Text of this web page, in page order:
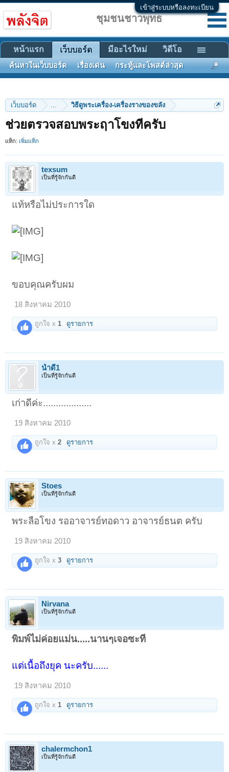
เข้าสู่ระบบหรือลงทะเบียน
เว็บบอร์ด ... วิธีดูพระเครื่อง-เครื่องรางของขลัง
ช่วยตรวจสอบพระฤาโขงทีครับ
แท็ก: เพิ่มแท็ก
texsum
เป็นที่รู้จักกันดี
แท้หรือไม่ประการใด
ขอบคุณครับผม
18 สิงหาคม 2010
ถูกใจ x1 ดูรายการ
น้ำดี1
เป็นที่รู้จักกันดี
เก่าดีค่ะ...................
19 สิงหาคม 2010
ถูกใจ x2 ดูรายการ
Stoes
เป็นที่รู้จักกันดี
พระลือโขง รออาจารย์ทอดาว อาจารย์ธนต ครับ
19 สิงหาคม 2010
ถูกใจ x3 ดูรายการ
Nirvana
เป็นที่รู้จักกันดี
พิมพ์ไม่ค่อยแม่น.....นานๆเจอซะที
แต่เนื้อถึงยุค นะครับ......
19 สิงหาคม 2010
ถูกใจ x1 ดูรายการ
chalermchon1
เป็นที่รู้จักกันดี
ชุมชนชาวพุทธ
หน้าแรก เว็บบอร์ด
ค้นหาในเว็บบอร์ด เรื่องเด่น กระทู้และโพสต์ล่าสุด
มีอะไรใหม่ วิดีโอ